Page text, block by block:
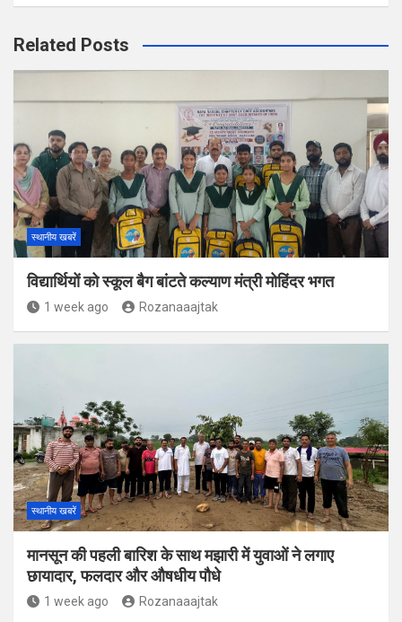
Related Posts
स्थानीय खबरें
विद्यार्थियों को स्कूल बैग बांटते कल्याण मंत्री मोहिंदर भगत
1 week ago Rozanaaajtak
स्थानीय खबरें
मानसून की पहली बारिश के साथ मझारी में युवाओं ने लगाए
छायादार, फलदार और औषधीय पौधे
1 week ago Rozanaaajtak